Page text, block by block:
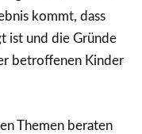
kommt, dass
ist und die Gründe
betroffenen Kinder
Themen beraten